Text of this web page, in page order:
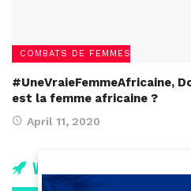
COMBATS DE FEMMES
#UneVraieFemmeAfricaine,
est la femme africaine ?
April 11, 2020
Vidéos